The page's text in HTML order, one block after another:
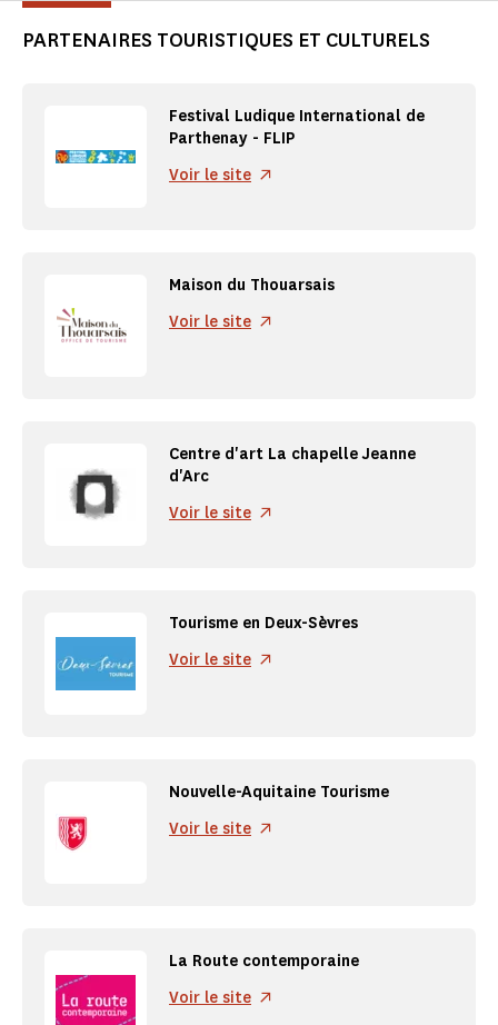
PARTENAIRES TOURISTIQUES ET CULTURELS
Festival Ludique International de
Parthenay - FLIP
Voir le site
Maison du Thouarsais
Voir le site
Centre d'art La chapelle Jeanne
d'Arc
Voir le site
Tourisme en Deux-Sèvres
Voir le site
Nouvelle-Aquitaine Tourisme
Voir le site
La Route contemporaine
Voir le site